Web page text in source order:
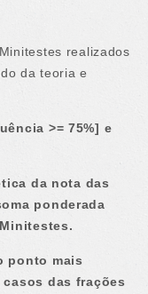
realizados
da teoria e
>= 75%] e
da nota das
ponderada
ponto mais
das frações